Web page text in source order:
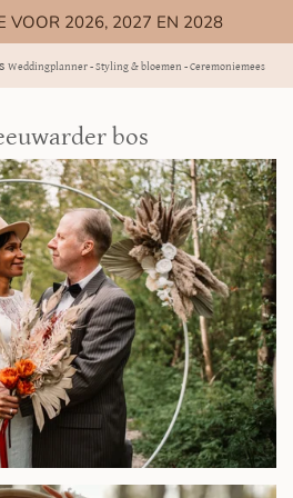
Weddingplanner - Styling & bloemen - Ceremoniemeester
VOOR 2026, 2027 EN 2028
bos